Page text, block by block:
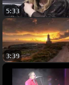
5:33
3:39